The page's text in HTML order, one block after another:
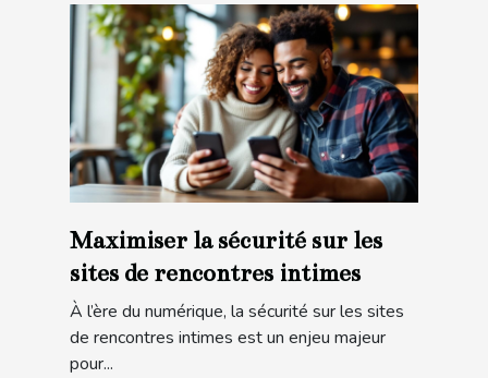
Maximiser la sécurité sur les
sites de rencontres intimes
À l’ère du numérique, la sécurité sur les sites
de rencontres intimes est un enjeu majeur
pour...